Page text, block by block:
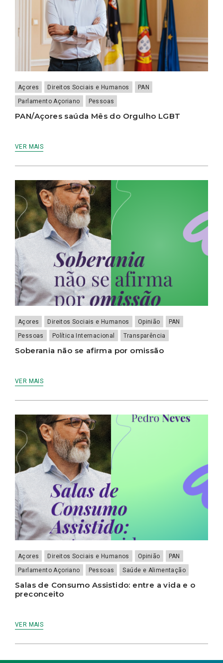
Açores Direitos Sociais e Humanos
PAN
Parlamento Açoriano
Pessoas
PAN/Açores saúda Mês do Orgulho LGBT
VER MAIS
Açores Direitos Sociais e Humanos Opinião
PAN
Pessoas
Política Internacional Transparência
Soberania não se afirma por omissão
VER MAIS
Açores Direitos Sociais e Humanos Opinião
PAN
Parlamento Açoriano
Pessoas Saúde e Alimentação
Salas de Consumo Assistido: entre a vida e o
preconceito
VER MAIS